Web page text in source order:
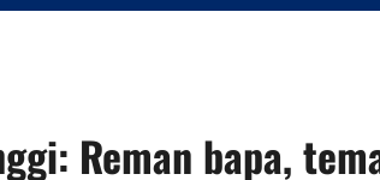
Reman bapa,